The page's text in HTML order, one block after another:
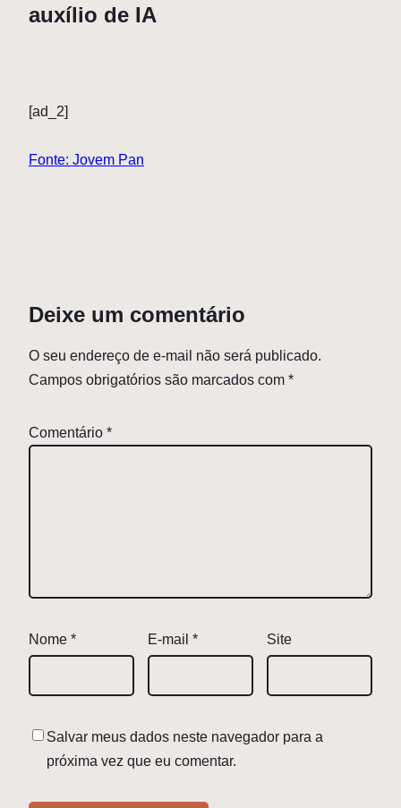
auxílio de IA
[ad_2]
Fonte: Jovem Pan
Deixe um comentário
O seu endereço de e-mail não será publicado.
Campos obrigatórios são marcados com *
Comentário *
Nome * E-mail * Site
Salvar meus dados neste navegador para a
próxima vez que eu comentar.